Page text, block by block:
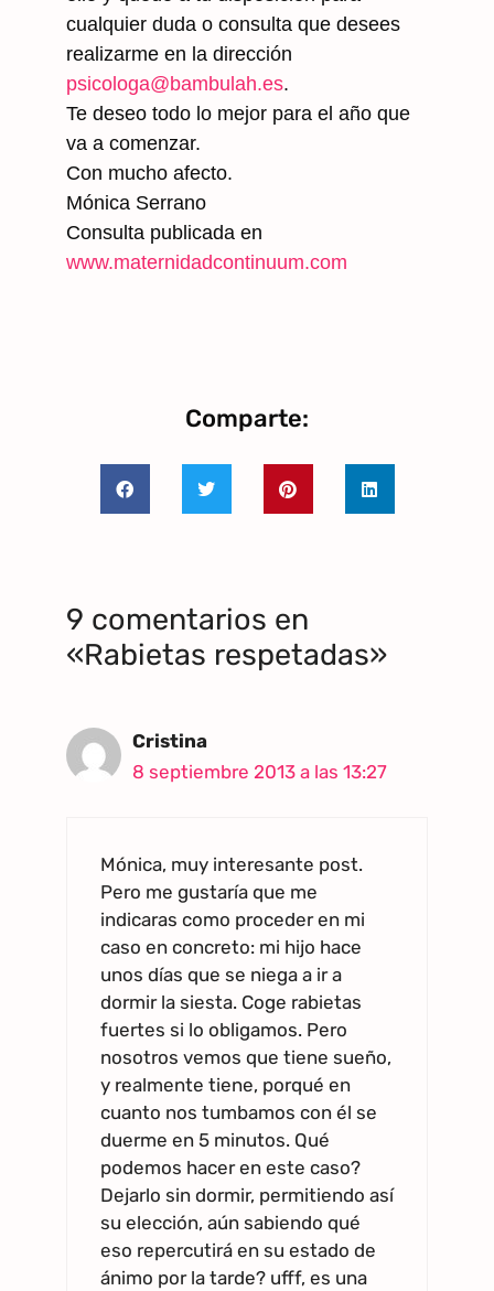
cualquier duda o consulta que desees
realizarme en la dirección
psicologa@bambulah.es.
Te deseo todo lo mejor para el año que
va a comenzar.
Con mucho afecto.
Mónica Serrano
Consulta publicada en
www.maternidadcontinuum.com
Comparte:
9 comentarios en
«Rabietas respetadas»
Cristina
8 septiembre 2013 a las 13:27
Mónica, muy interesante post.
Pero me gustaría que me
indicaras como proceder en mi
caso en concreto: mi hijo hace
unos días que se niega a ir a
dormir la siesta. Coge rabietas
fuertes si lo obligamos. Pero
nosotros vemos que tiene sueño,
y realmente tiene, porqué en
cuanto nos tumbamos con él se
duerme en 5 minutos. Qué
podemos hacer en este caso?
Dejarlo sin dormir, permitiendo así
su elección, aún sabiendo qué
eso repercutirá en su estado de
ánimo por la tarde? ufff, es una